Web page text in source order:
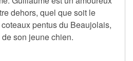
dehors, quel que soit le
pentus du Beaujolais,
son jeune chien.